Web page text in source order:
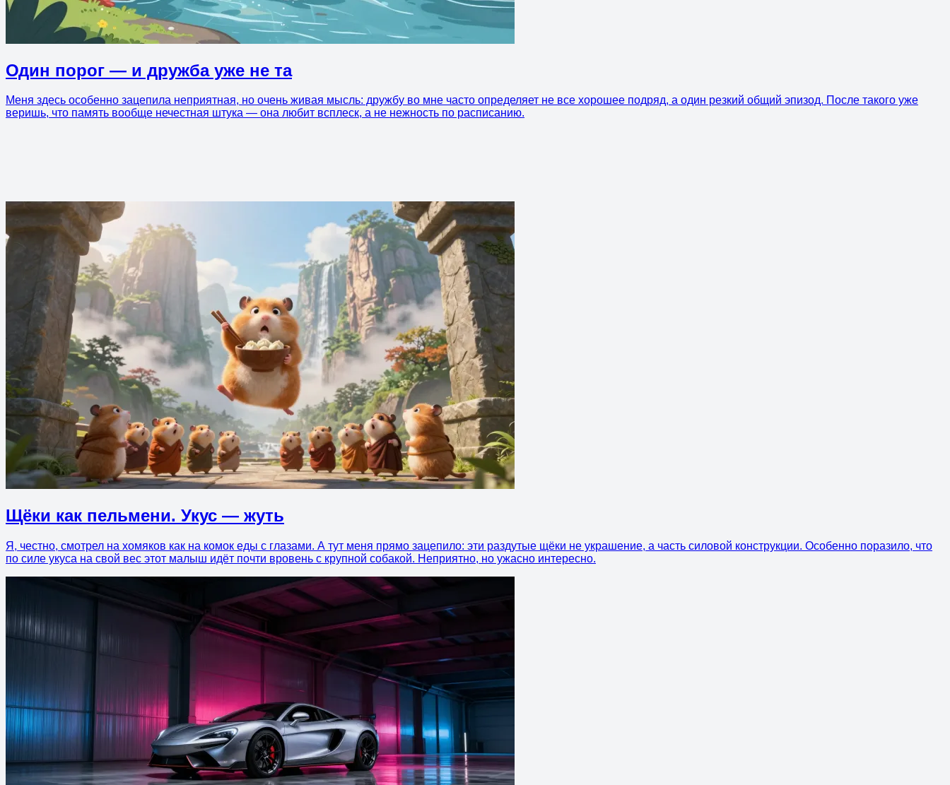
Один порог — и дружба уже не та
Меня здесь особенно зацепила неприятная, но очень живая мысль: дружбу во мне часто определяет не все хорошее подряд, а один резкий общий эпизод. После такого уже
веришь, что память вообще нечестная штука — она любит всплеск, а не нежность по расписанию.
Щёки как пельмени. Укус — жуть
Я, честно, смотрел на хомяков как на комок еды с глазами. А тут меня прямо зацепило: эти раздутые щёки не украшение, а часть силовой конструкции. Особенно поразило, что
по силе укуса на свой вес этот малыш идёт почти вровень с крупной собакой. Неприятно, но ужасно интересно.